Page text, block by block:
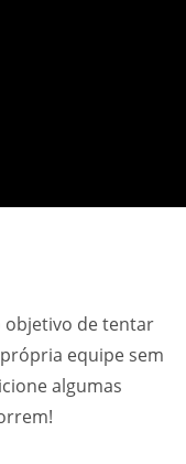
objetivo de tentar
equipe sem
algumas